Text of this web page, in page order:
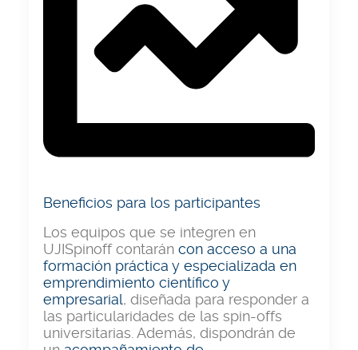
Beneficios para los participantes
Los equipos que se integren en
UJISpinoff contarán con acceso a una
formación práctica y especializada en
emprendimiento científico y
empresarial, diseñada para responder a
las particularidades de las spin-offs
universitarias. Además, dispondrán de